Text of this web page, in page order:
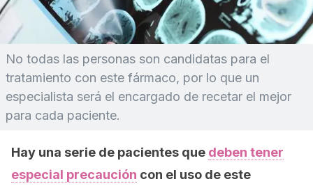
No todas las personas son candidatas para el
tratamiento con este fármaco, por lo que un
especialista será el encargado de recetar el mejor
para cada paciente.
Hay una serie de pacientes que deben tener
especial precaución con el uso de este